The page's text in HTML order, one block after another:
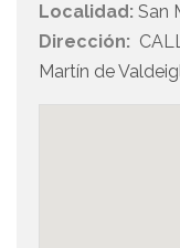
Localidad: San
Dirección:
Martín de